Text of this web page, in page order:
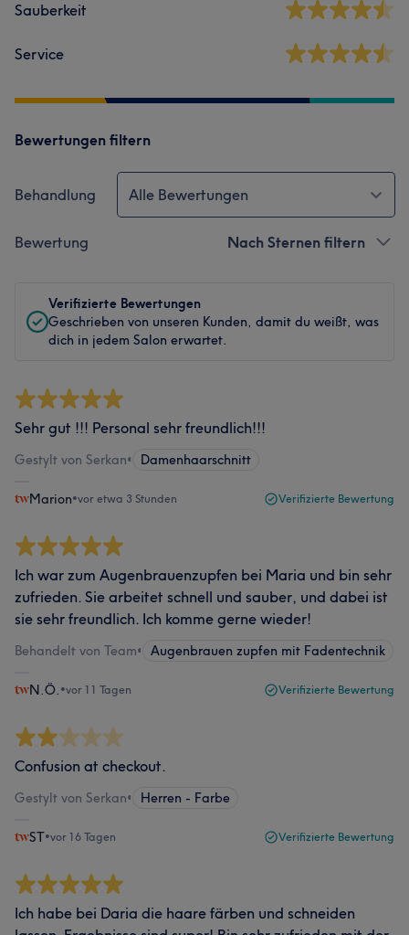
Sauberkeit
Service
Bewertungen filtern
Behandlung Alle Bewertungen
Bewertung Nach Sternen filtern
Verifizierte Bewertungen
Geschrieben von unseren Kunden, damit du weißt, was
dich in jedem Salon erwartet.
Sehr gut !!! Personal sehr freundlich!!!
Gestylt von Serkan• Damenhaarschnitt
Marion•vor etwa 3 Stunden Verifizierte Bewertung
Ich war zum Augenbrauenzupfen bei Maria und bin sehr
zufrieden. Sie arbeitet schnell und sauber, und dabei ist
sie sehr freundlich. Ich komme gerne wieder!
Behandelt von Team• Augenbrauen zupfen mit Fadentechnik
N.Ö. •vor 11 Tagen Verifizierte Bewertung
Confusion at checkout.
Gestylt von Serkan• Herren - Farbe
ST•vor 16 Tagen Verifizierte Bewertung
Ich habe bei Daria die haare färben und schneiden